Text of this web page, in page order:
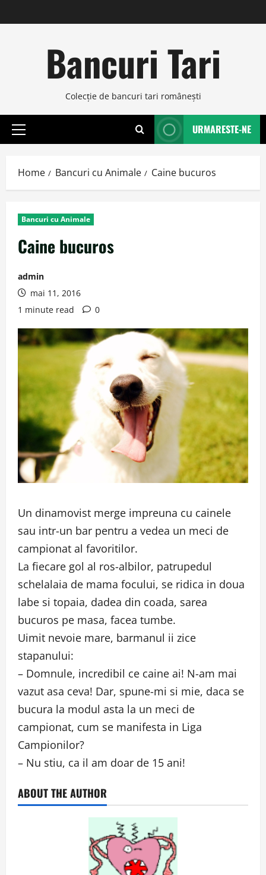
to
Bancuri Tari
Colecţie de bancuri tari româneşti
Primary
URMARESTE-NE
Home Bancuri cu Animale Caine bucuros
Bancuri cu Animale
Caine bucuros
admin
mai 11, 2016
1 minute read
0
Un dinamovist merge impreuna cu cainele
sau intr-un bar pentru a vedea un meci de
campionat al favoritilor.
La fiecare gol al ros-albilor, patrupedul
schelalaia de mama focului, se ridica in doua
labe si topaia, dadea din coada, sarea
bucuros pe masa, facea tumbe.
Uimit nevoie mare, barmanul ii zice
stapanului:
– Domnule, incredibil ce caine ai! N-am mai
vazut asa ceva! Dar, spune-mi si mie, daca se
bucura la modul asta la un meci de
campionat, cum se manifesta in Liga
Campionilor?
– Nu stiu, ca il am doar de 15 ani!
ABOUT THE AUTHOR